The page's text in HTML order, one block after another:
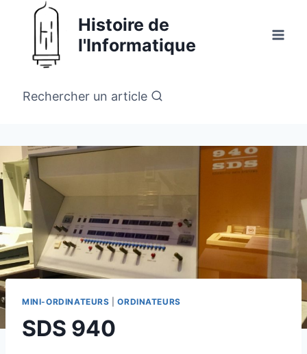
contenu
Histoire de
l'Informatique
Rechercher un article
MINI-ORDINATEURS |ORDINATEURS
SDS 940